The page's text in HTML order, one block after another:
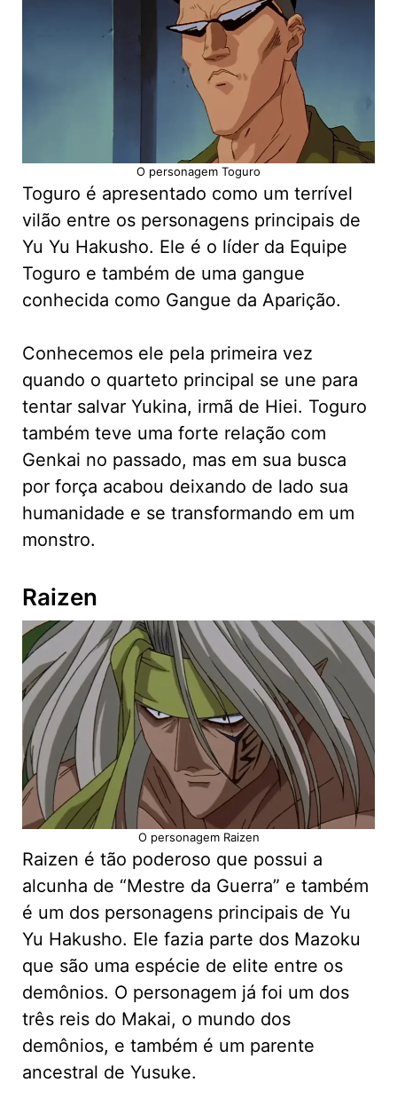
O personagem Toguro
Toguro é apresentado como um terrível
vilão entre os personagens principais de
Yu Yu Hakusho. Ele é o líder da Equipe
Toguro e também de uma gangue
conhecida como Gangue da Aparição.
Conhecemos ele pela primeira vez
quando o quarteto principal se une para
tentar salvar Yukina, irmã de Hiei. Toguro
também teve uma forte relação com
Genkai no passado, mas em sua busca
por força acabou deixando de lado sua
humanidade e se transformando em um
monstro.
Raizen
O personagem Raizen
Raizen é tão poderoso que possui a
alcunha de “Mestre da Guerra” e também
é um dos personagens principais de Yu
Yu Hakusho. Ele fazia parte dos Mazoku
que são uma espécie de elite entre os
demônios. O personagem já foi um dos
três reis do Makai, o mundo dos
demônios, e também é um parente
ancestral de Yusuke.